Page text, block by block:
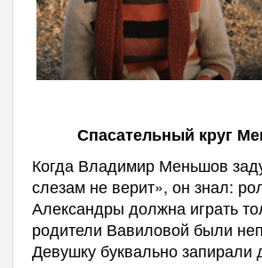
Спасательный круг
Когда Владимир Меньшов
слезам не верит», он знал:
Александры должна играть
родители Вавиловой были
Девушку буквально запирали